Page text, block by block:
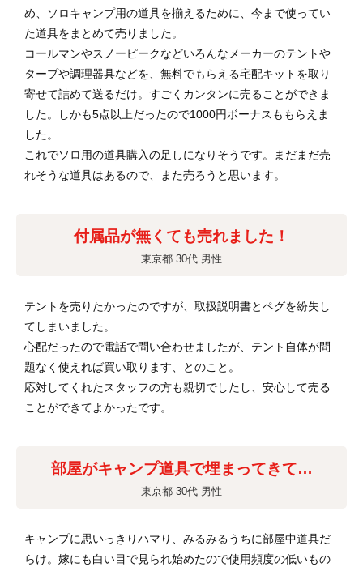
め、ソロキャンプ用の道具を揃えるために、今まで使ってい
た道具をまとめて売りました。
コールマンやスノーピークなどいろんなメーカーのテントや
タープや調理器具などを、無料でもらえる宅配キットを取り
寄せて詰めて送るだけ。すごくカンタンに売ることができま
した。しかも5点以上だったので1000円ボーナスももらえま
した。
これでソロ用の道具購入の足しになりそうです。まだまだ売
れそうな道具はあるので、また売ろうと思います。
付属品が無くても売れました！
東京都 30代 男性
テントを売りたかったのですが、取扱説明書とペグを紛失し
てしまいました。
心配だったので電話で問い合わせましたが、テント自体が問
題なく使えれば買い取ります、とのこと。
応対してくれたスタッフの方も親切でしたし、安心して売る
ことができてよかったです。
部屋がキャンプ道具で埋まってきて…
東京都 30代 男性
キャンプに思いっきりハマり、みるみるうちに部屋中道具だ
らけ。嫁にも白い目で見られ始めたので使用頻度の低いもの